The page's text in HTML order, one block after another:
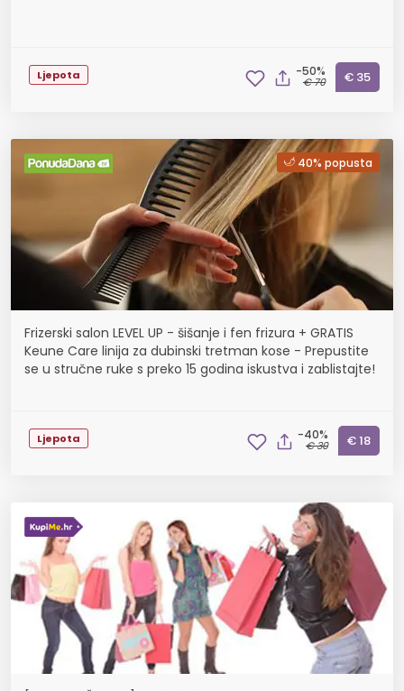
Ljepota -50%
€ 70 € 35
40% popusta
Frizerski salon LEVEL UP - šišanje i fen frizura + GRATIS
Keune Care linija za dubinski tretman kose - Prepustite
se u stručne ruke s preko 15 godina iskustva i zablistajte!
Ljepota -40%
€ 30 € 18